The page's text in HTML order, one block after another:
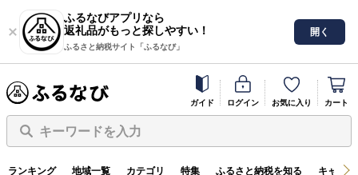
ふるなびアプリなら
返礼品がもっと探しやすい！
ふるさと納税サイト「ふるなび」
開く
ガイド ログイン お気に入り カート
キーワードを入力
ランキング 地域一覧 カテゴリ 特集 ふるさと納税を知る キャン